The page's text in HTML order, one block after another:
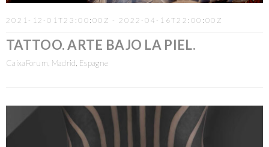
2021-12-01T23:00:00Z - 2022-04-16T22:00:00Z
TATTOO. ARTE BAJO LA PIEL.
CaixaForum, Madrid, Espagne